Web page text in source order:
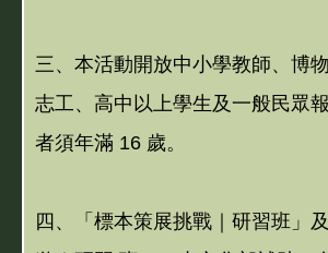
三、本活動開放中小學教師、博
志工、高中以上學生及一般民眾
者須年滿 16 歲。
四、「標本策展挑戰｜研習班」